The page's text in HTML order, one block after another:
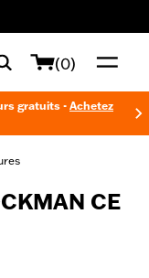
(0)
gratuits - Achetez
CE